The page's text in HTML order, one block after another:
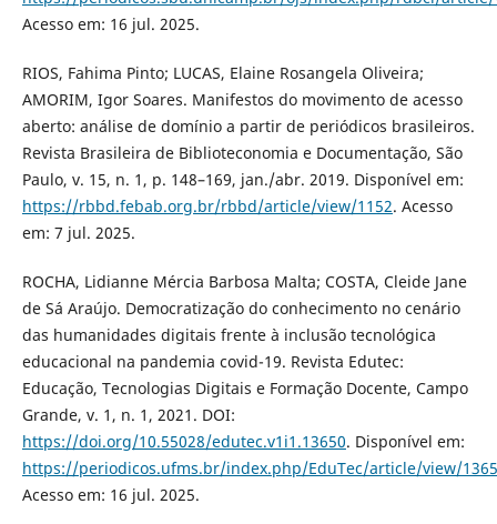
Acesso em: 16 jul. 2025.
RIOS, Fahima Pinto; LUCAS, Elaine Rosangela Oliveira;
AMORIM, Igor Soares. Manifestos do movimento de acesso
aberto: análise de domínio a partir de periódicos brasileiros.
Revista Brasileira de Biblioteconomia e Documentação, São
Paulo, v. 15, n. 1, p. 148–169, jan./abr. 2019. Disponível em:
https://rbbd.febab.org.br/rbbd/article/view/1152. Acesso
em: 7 jul. 2025.
ROCHA, Lidianne Mércia Barbosa Malta; COSTA, Cleide Jane
de Sá Araújo. Democratização do conhecimento no cenário
das humanidades digitais frente à inclusão tecnológica
educacional na pandemia covid-19. Revista Edutec:
Educação, Tecnologias Digitais e Formação Docente, Campo
Grande, v. 1, n. 1, 2021. DOI:
https://doi.org/10.55028/edutec.v1i1.13650. Disponível em:
https://periodicos.ufms.br/index.php/EduTec/article/view/
Acesso em: 16 jul. 2025.